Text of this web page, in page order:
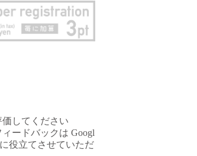
してください
ードバックは Googl
役立てさせていただ